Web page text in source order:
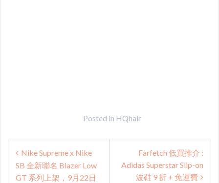
Posted in HQhair
Post
navigation
Nike Supreme x Nike
SB 全新聯名 Blazer Low
GT 系列上架，9月22日
Farfetch 低買推介 :
Adidas Superstar Slip-on
波鞋 9 折 + 免運費